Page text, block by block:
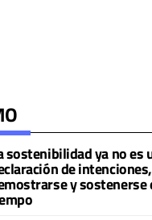
sostenibilidad ya no es
de
y sostenerse